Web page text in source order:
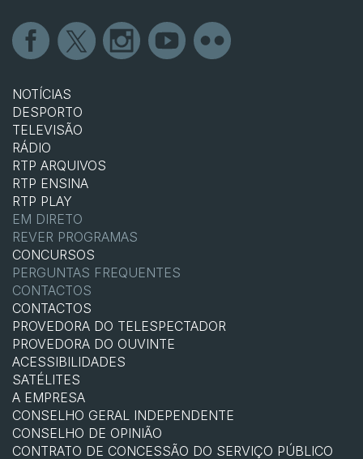
NOTÍCIAS
DESPORTO
TELEVISÃO
RÁDIO
RTP ARQUIVOS
RTP ENSINA
RTP PLAY
EM DIRETO
REVER PROGRAMAS
CONCURSOS
PERGUNTAS FREQUENTES
CONTACTOS
CONTACTOS
PROVEDORA DO TELESPECTADOR
PROVEDORA DO OUVINTE
ACESSIBILIDADES
SATÉLITES
A EMPRESA
CONSELHO GERAL INDEPENDENTE
CONSELHO DE OPINIÃO
CONTRATO DE CONCESSÃO DO SERVIÇO PÚBLICO